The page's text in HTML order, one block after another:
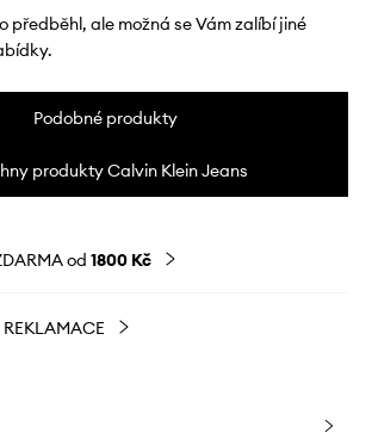
předběhl, ale možná se Vám zalíbí jiné
Podobné produkty
produkty Calvin Klein Jeans
od 1800 Kč